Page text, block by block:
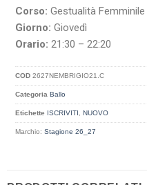
Corso: Gestualità Femminile
Giorno: Giovedì
Orario: 21:30 – 22:20
COD2627NEMBRIGIO21.C
Categoria Ballo
Etichette ISCRIVITI ,NUOVO
Marchio:Stagione 26_27